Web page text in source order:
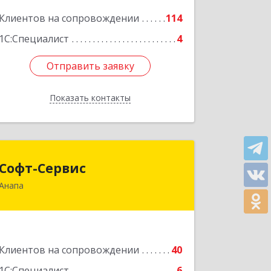
Клиентов на сопровождении
114
1С:Специалист
4
Отправить заявку
Показать контакты
Подробнее
Отправить заявку
Назад
Софт-Сервис
Клиентов на сопровождении
40
Подробнее